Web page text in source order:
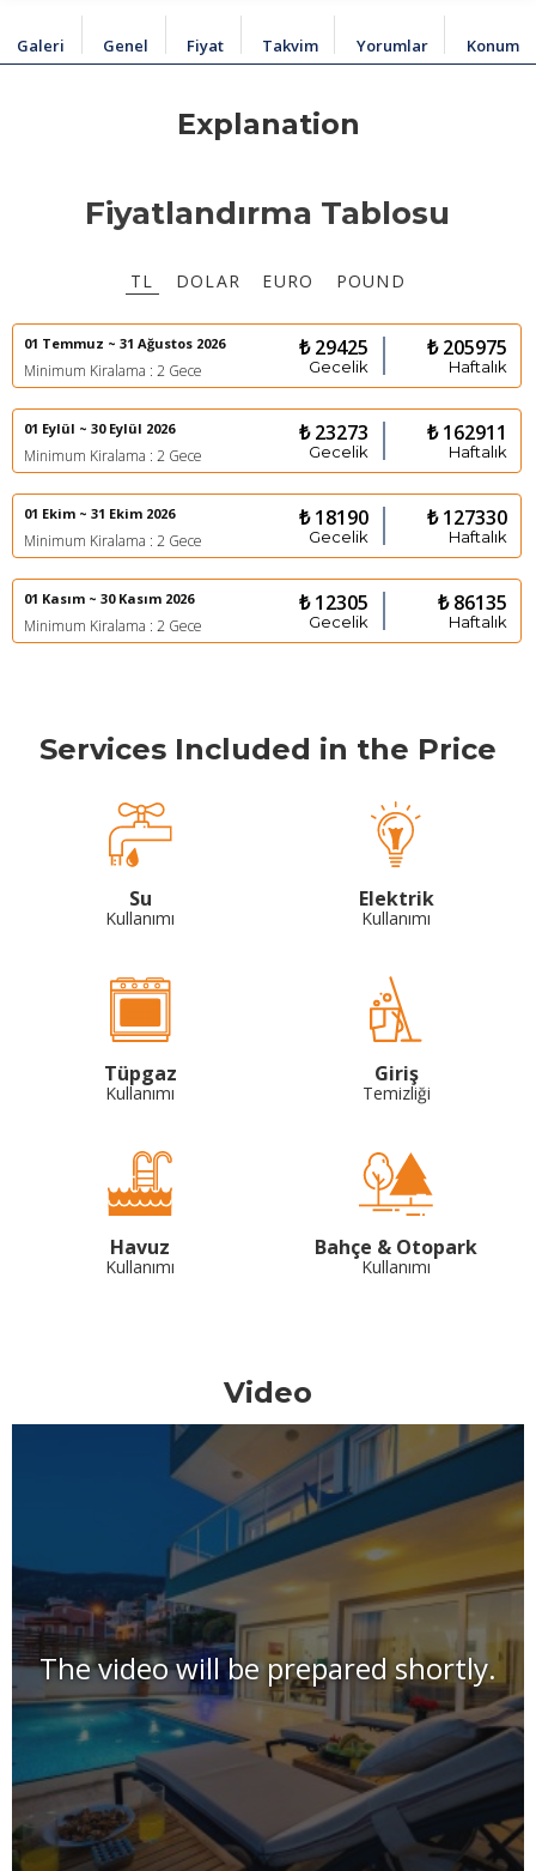
Galeri Genel Fiyat Takvim Yorumlar Konum
Explanation
Fiyatlandırma Tablosu
TL DOLAR EURO POUND
01 Temmuz ~ 31 Ağustos 2026
Minimum Kiralama : 2 Gece
₺ 29425
Gecelik
₺ 205975
Haftalık
01 Eylül ~ 30 Eylül 2026
Minimum Kiralama : 2 Gece
₺ 23273
Gecelik
₺ 162911
Haftalık
01 Ekim ~ 31 Ekim 2026
Minimum Kiralama : 2 Gece
₺ 18190
Gecelik
₺ 127330
Haftalık
01 Kasım ~ 30 Kasım 2026
Minimum Kiralama : 2 Gece
₺ 12305
Gecelik
₺ 86135
Haftalık
Services Included in the Price
Su
Kullanımı
Elektrik
Kullanımı
Tüpgaz
Kullanımı
Giriş
Temizliği
Havuz
Kullanımı
Bahçe & Otopark
Kullanımı
Video
The video will be prepared shortly.